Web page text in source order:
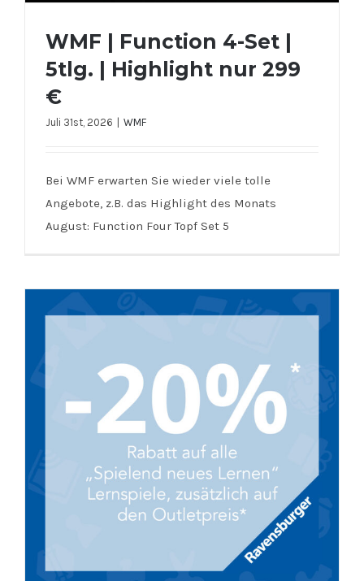
WMF | Function 4-Set | 5tlg. |
Highlight nur 299 €
WMF | Function 4-Set |
5tlg. | Highlight nur 299
€
Juli 31st, 2026 WMF
Bei WMF erwarten Sie wieder viele tolle
Angebote, z.B. das Highlight des Monats
August: Function Four Topf Set 5